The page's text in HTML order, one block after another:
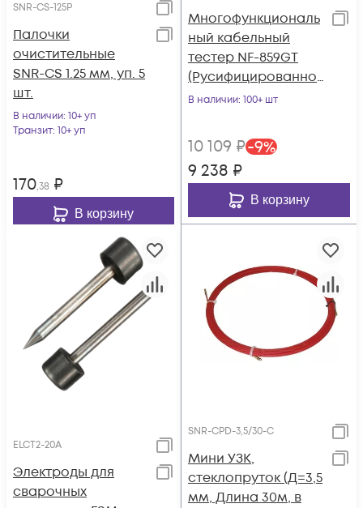
SNR-CS-125P
Палочки
очистительные
SNR-CS 1.25 мм, уп. 5
шт.
В наличии: 10+ уп
Транзит: 10+ уп
170,38 ₽
В корзину
Многофункциональ
ный кабельный
тестер NF-859GT
(Русифицированно
е меню)
В наличии: 100+ шт
10 109 ₽-9%
9 238 ₽
В корзину
ELCT2-20A
Электроды для
сварочных
SNR-CPD-3,5/30-C
Мини УЗК,
стеклопруток (Д=3,5
мм, Длина 30м, в